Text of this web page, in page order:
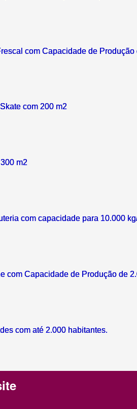
com Capacidade de Produção
com 200 m2
m2
com capacidade para 10.000
com Capacidade de Produção de
com até 2.000 habitantes.